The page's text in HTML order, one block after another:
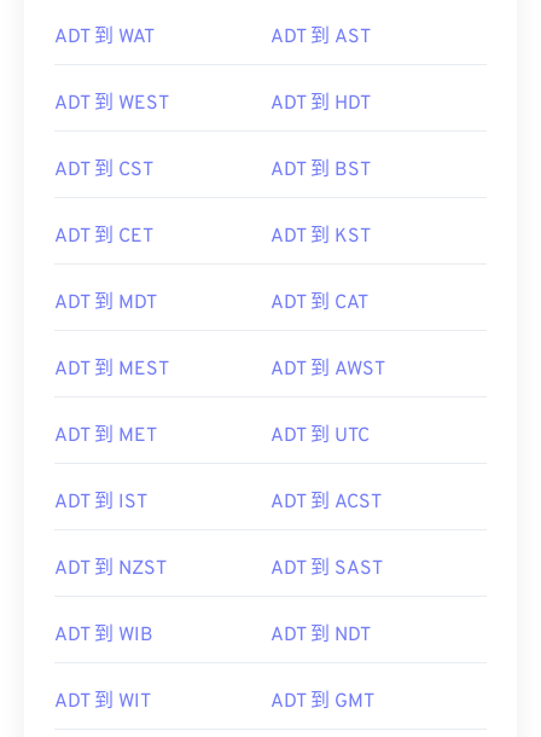
ADT 到 WAT ADT 到 AST
ADT 到 WEST ADT 到 HDT
ADT 到 CST ADT 到 BST
ADT 到 CET ADT 到 KST
ADT 到 MDT ADT 到 CAT
ADT 到 MEST ADT 到 AWST
ADT 到 MET ADT 到 UTC
ADT 到 IST ADT 到 ACST
ADT 到 NZST ADT 到 SAST
ADT 到 WIB ADT 到 NDT
ADT 到 WIT ADT 到 GMT